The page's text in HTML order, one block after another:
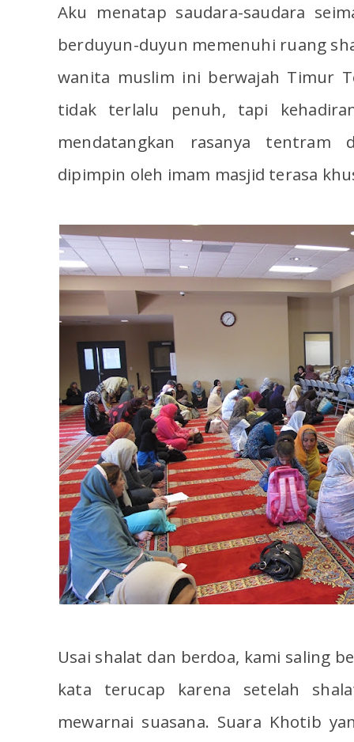
Aku menatap saudara-saudara
berduyun-duyun memenuhi ruang
wanita muslim ini berwajah Timur
tidak terlalu penuh, tapi
mendatangkan rasanya tentram
dipimpin oleh imam masjid terasa
Usai shalat dan berdoa, kami saling
kata terucap karena setelah
mewarnai suasana. Suara Khotib